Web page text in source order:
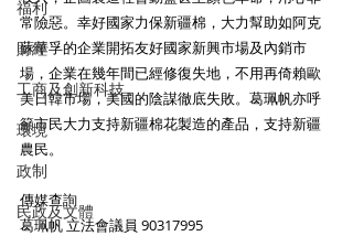
福利
財經
工商及創新科技
環境
政制
民政及文體
常險惡。幸好國家力保新疆棉，大力幫助如阿克
蘇華孚的企業開拓友好國家新興市場及內銷市
場，企業在幾年間已經修復失地，不用再倚賴歐
美日韓市場，美國的陰謀徹底失敗。葛珮帆亦呼
籲市民大力支持新疆棉花製造的產品，支持新疆
農民。
傳媒查詢
葛珮帆 立法會議員 90317995